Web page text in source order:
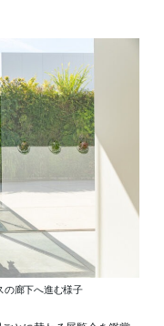
廊下へ進む様子